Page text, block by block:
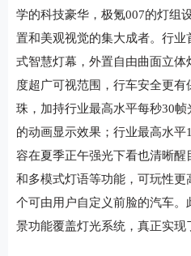
学的科技豪华，极氪007的灯组
置和美观视觉的集大成者。行业
式智慧灯幕，外置自由曲面立体
度超广可视范围，行车安全更
珠，加持行业最高水平每秒30
的动画显示效果；行业最高水
容在夏季正午强光下看也清晰
和多模式灯语等功能，可玩性
个可由用户自定义前脸的汽车。
景功能覆盖灯光系统，真正实现